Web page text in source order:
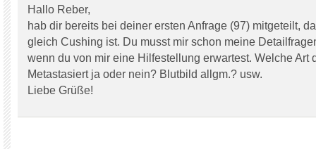
Hallo Reber,
hab dir bereits bei deiner ersten Anfrage (97) mitgeteilt,
gleich Cushing ist. Du musst mir schon meine
wenn du von mir eine Hilfestellung erwartest. Welche Art
Metastasiert ja oder nein? Blutbild allgm.? usw.
Liebe Grüße!